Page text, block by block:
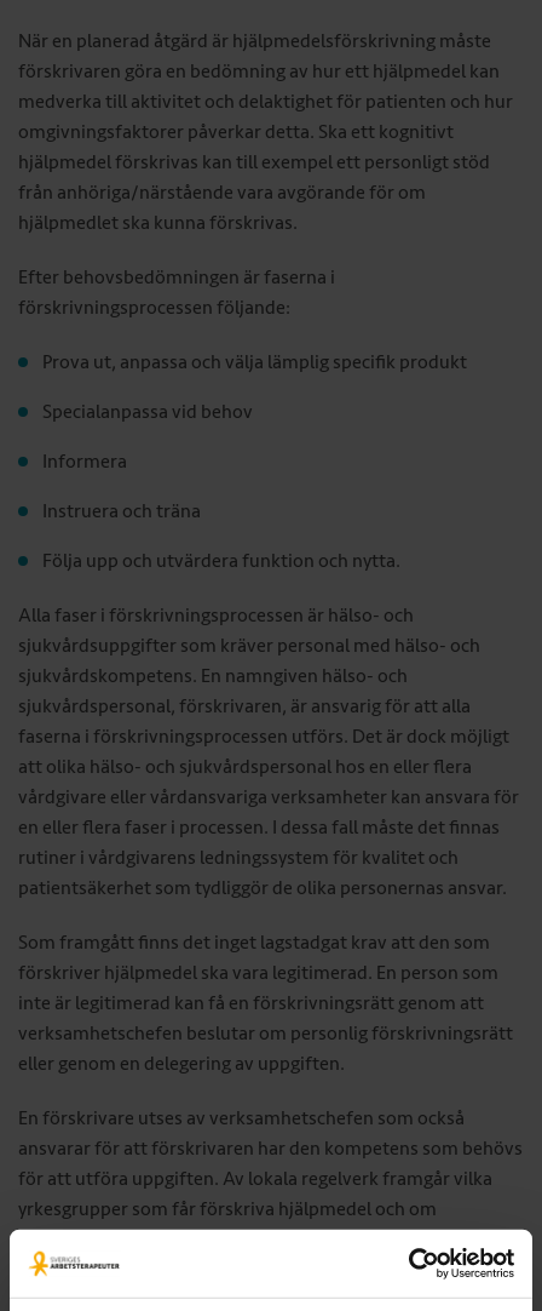
När en planerad åtgärd är hjälpmedelsförskrivning måste
förskrivaren göra en bedömning av hur ett hjälpmedel kan
medverka till aktivitet och delaktighet för patienten och hur
omgivningsfaktorer påverkar detta. Ska ett kognitivt
hjälpmedel förskrivas kan till exempel ett personligt stöd
från anhöriga/närstående vara avgörande för om
hjälpmedlet ska kunna förskrivas.
Efter behovsbedömningen är faserna i
förskrivningsprocessen följande:
Prova ut, anpassa och välja lämplig specifik produkt
Specialanpassa vid behov
Informera
Instruera och träna
Följa upp och utvärdera funktion och nytta.
Alla faser i förskrivningsprocessen är hälso- och
sjukvårdsuppgifter som kräver personal med hälso- och
sjukvårdskompetens. En namngiven hälso- och
sjukvårdspersonal, förskrivaren, är ansvarig för att alla
faserna i förskrivningsprocessen utförs. Det är dock möjligt
att olika hälso- och sjukvårdspersonal hos en eller flera
vårdgivare eller vårdansvariga verksamheter kan ansvara för
en eller flera faser i processen. I dessa fall måste det finnas
rutiner i vårdgivarens ledningssystem för kvalitet och
patientsäkerhet som tydliggör de olika personernas ansvar.
Som framgått finns det inget lagstadgat krav att den som
förskriver hjälpmedel ska vara legitimerad. En person som
inte är legitimerad kan få en förskrivningsrätt genom att
verksamhetschefen beslutar om personlig förskrivningsrätt
eller genom en delegering av uppgiften.
En förskrivare utses av verksamhetschefen som också
ansvarar för att förskrivaren har den kompetens som behövs
för att utföra uppgiften. Av lokala regelverk framgår vilka
yrkesgrupper som får förskriva hjälpmedel och om
förskrivningsrätt utöver dessa yrkesgrupper. Synpedagoger
är ett exempel på förskrivare som inte är legitimerad